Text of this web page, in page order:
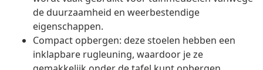
de duurzaamheid en weerbestendige
eigenschappen.
Compact opbergen: deze stoelen hebben een
inklapbare rugleuning, waardoor je ze